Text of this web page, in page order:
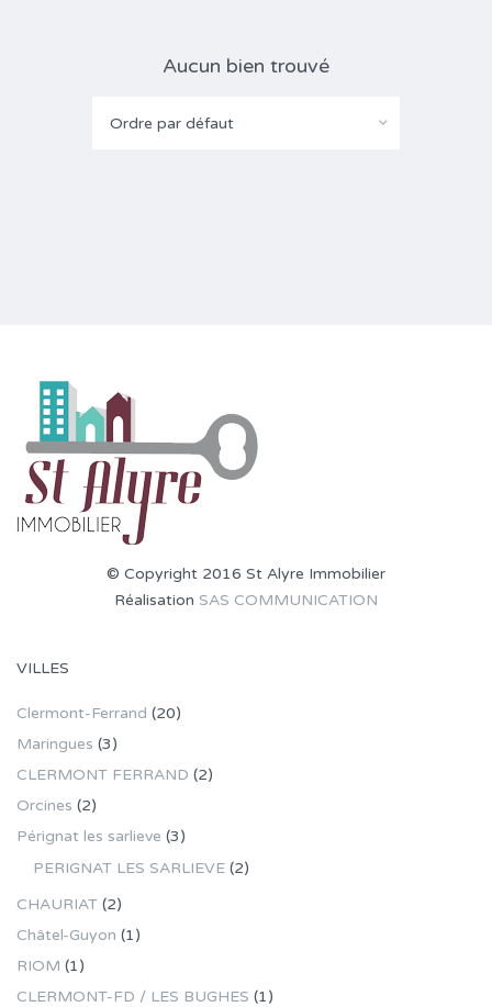
Aucun bien trouvé
Ordre par défaut
© Copyright 2016 St Alyre Immobilier
Réalisation SAS COMMUNICATION
VILLES
Clermont-Ferrand (20)
Maringues (3)
CLERMONT FERRAND (2)
Orcines (2)
Pérignat les sarlieve (3)
PERIGNAT LES SARLIEVE (2)
CHAURIAT (2)
Châtel-Guyon (1)
RIOM (1)
CLERMONT-FD / LES BUGHES (1)